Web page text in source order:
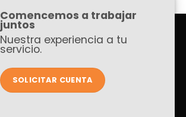
Comencemos a trabajar
juntos
Nuestra experiencia a tu
servicio.
SOLICITAR CUENTA